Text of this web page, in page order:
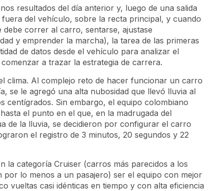
resultados del día anterior y, luego de una salida
del vehículo, sobre la recta principal, y cuando
correr al carro, sentarse, ajustase
y emprender la marcha), la tarea de las primeras
de datos desde el vehículo para analizar el
a trazar la estrategia de carrera.
clima. Al complejo reto de hacer funcionar un carro
se le agregó una alta nubosidad que llevó lluvia al
centígrados. Sin embargo, el equipo colombiano
el punto en el que, en la madrugada del
de la lluvia, se decidieron por configurar el carro
el registro de 3 minutos, 20 segundos y 22
la categoría Cruiser (carros más parecidos a los
por lo menos a un pasajero) ser el equipo con mejor
vueltas casi idénticas en tiempo y con alta eficiencia